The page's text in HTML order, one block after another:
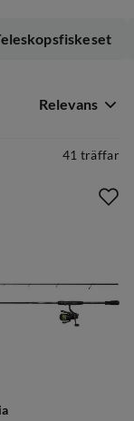
Relevans
41 träffar